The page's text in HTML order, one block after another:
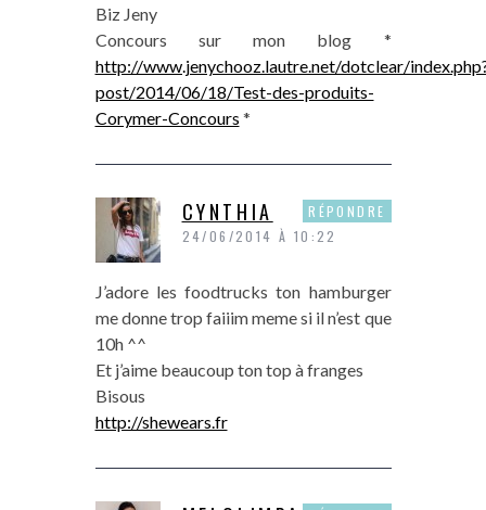
Biz Jeny
Concours sur mon blog *
http://www.jenychooz.lautre.net/dotclear/
post/2014/06/18/Test-des-produits-
Corymer-Concours *
CYNTHIA
24/06/2014 À 10:22
J’adore les foodtrucks ton hamburger
me donne trop faiiim meme si il n’est que
10h ^^
Et j’aime beaucoup ton top à franges
Bisous
http://shewears.fr
RÉPONDRE